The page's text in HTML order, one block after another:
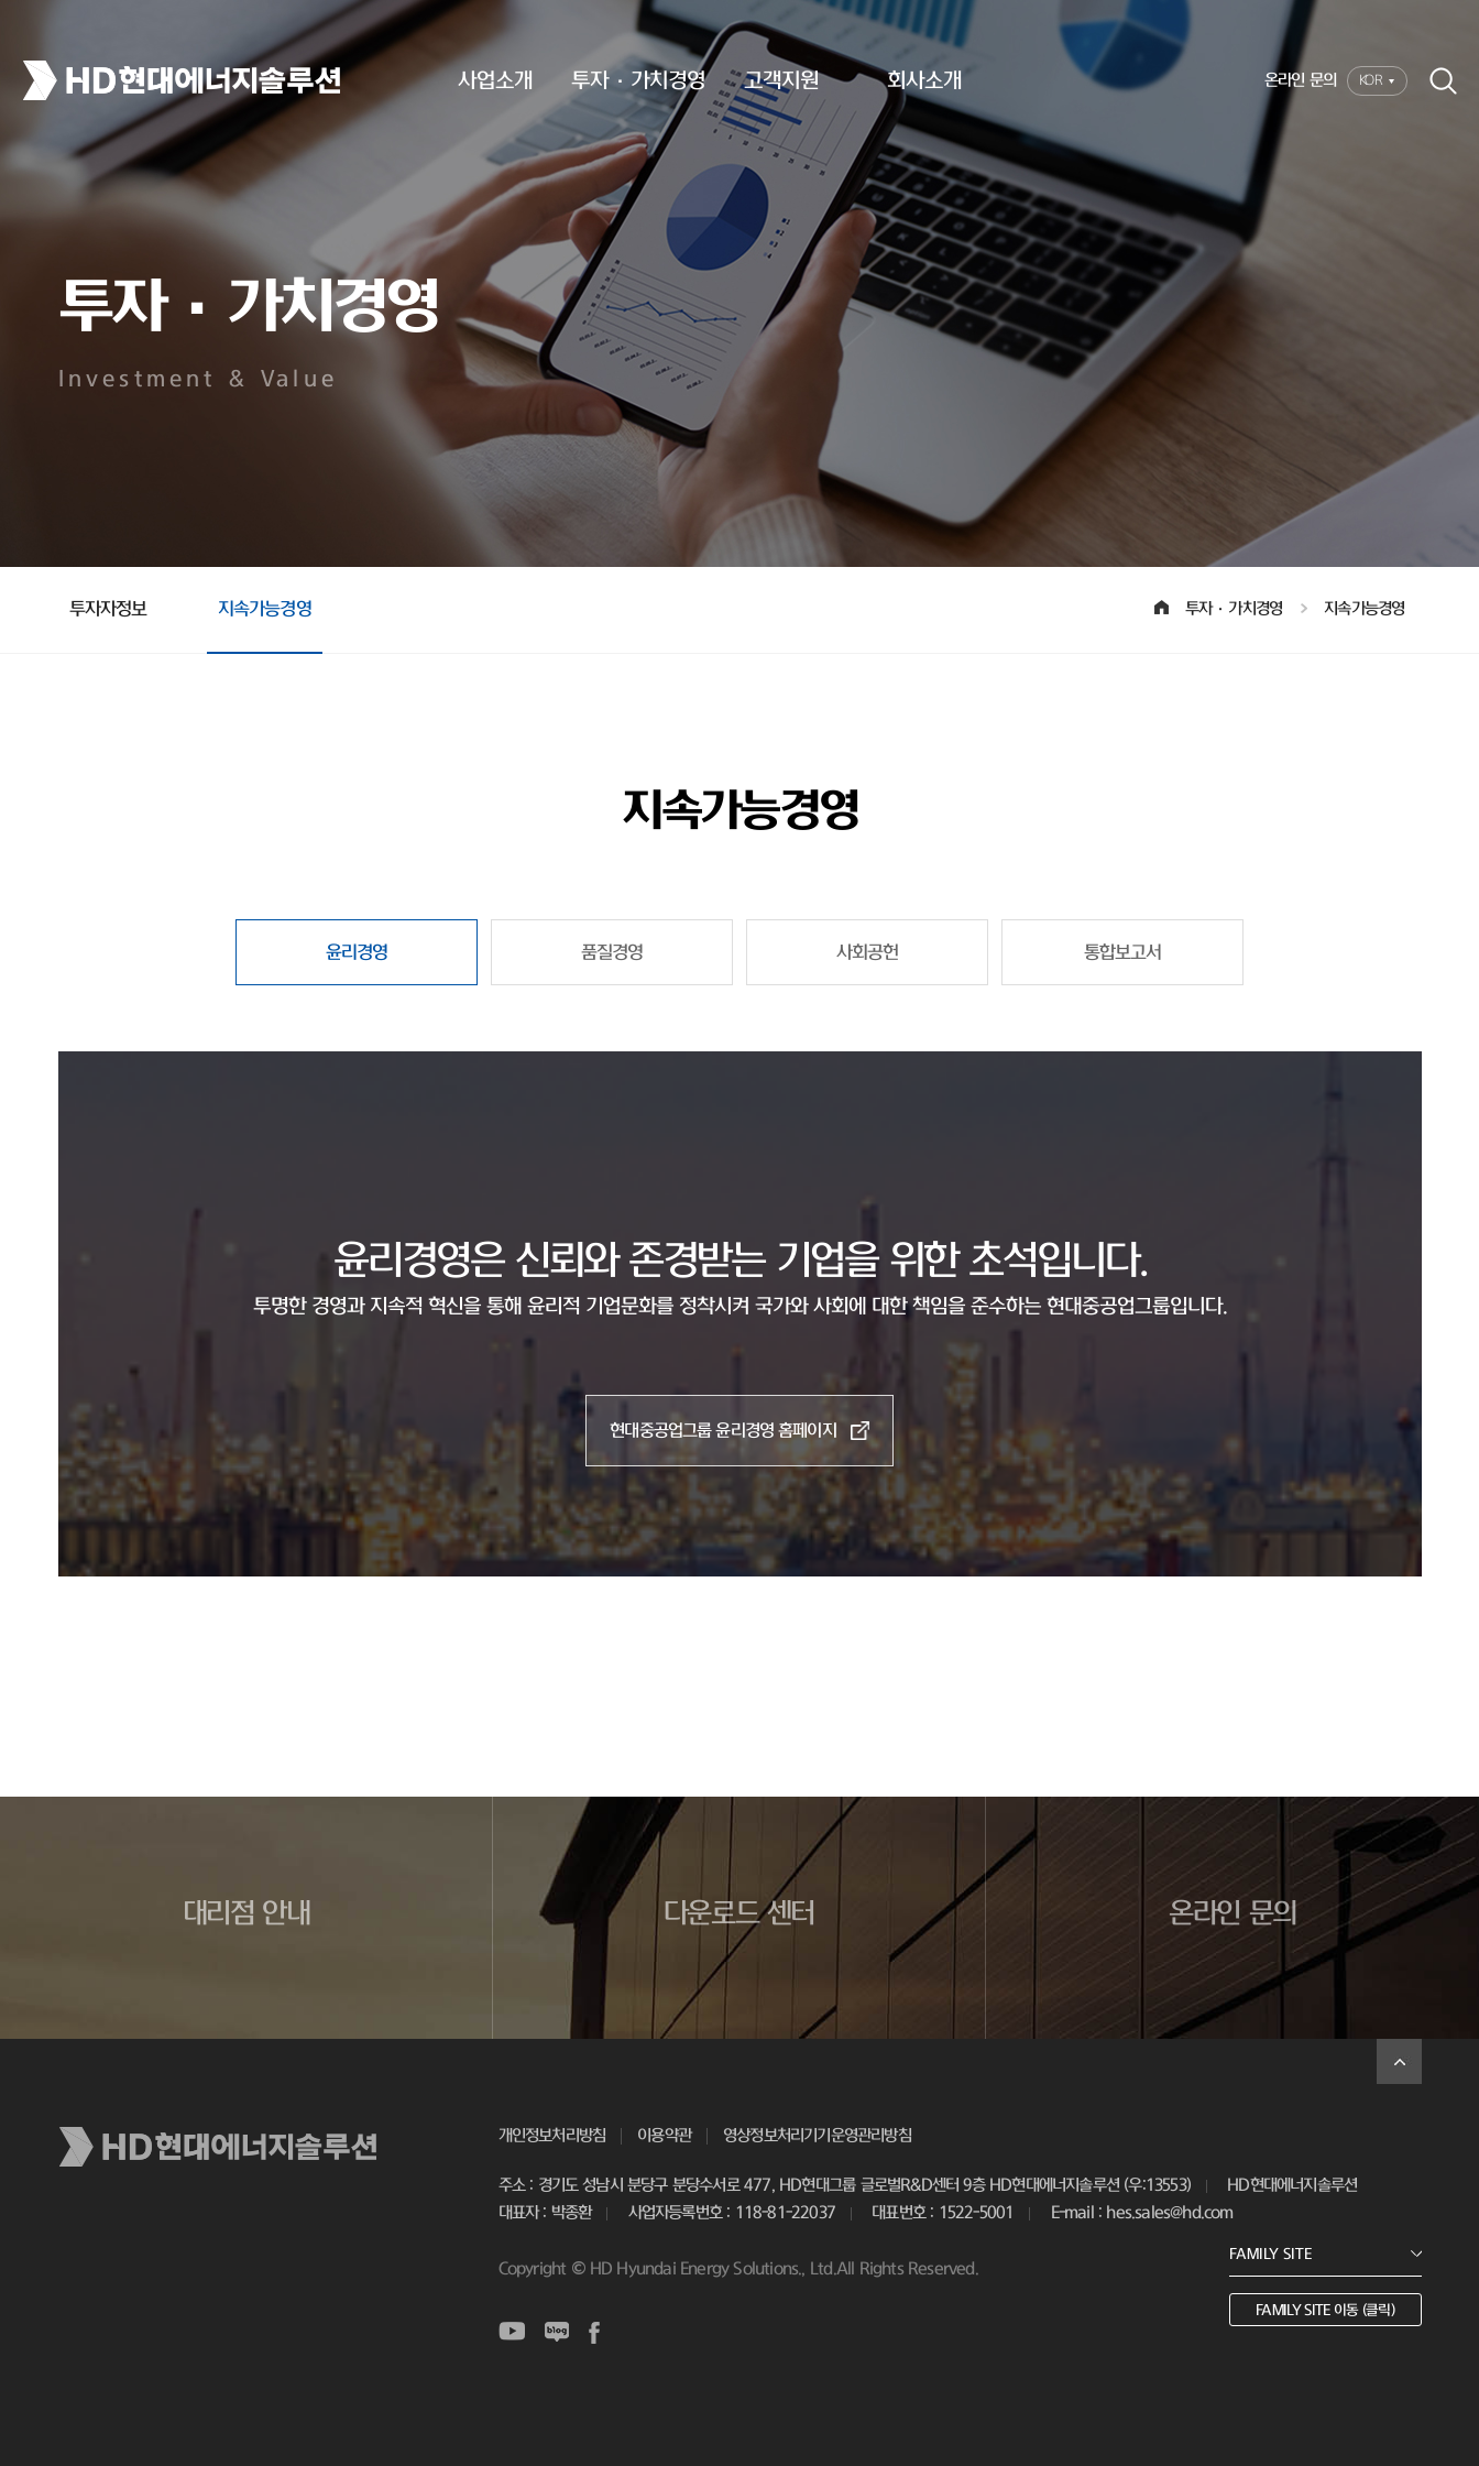
사업소개 투자·가치경영 고객지원 회사소개 온라인 문의 KOR
투자·가치경영
Investment & Value
투자자정보 지속가능경영 투자·가치경영 지속가능경영
지속가능경영
윤리경영 품질경영 사회공헌 통합보고서
윤리경영은 신뢰와 존경받는 기업을 위한 초석입니다.
투명한 경영과 지속적 혁신을 통해 윤리적 기업문화를 정착시켜 국가와 사회에 대한 책임을 준수하는 현대중공업그룹입니다.
현대중공업그룹 윤리경영 홈페이지
대리점 안내 다운로드 센터 온라인 문의
개인정보처리방침 이용약관 영상정보처리기기운영관리방침
주소 : 경기도 성남시 분당구 분당수서로 477, HD현대그룹 글로벌R&D센터 9층 HD현대에너지솔루션 (우:13553)
HD현대에너지솔루션
대표자 : 박종환
사업자등록번호 : 118-81-22037 대표번호 : 1522-5001 E-mail : hes.sales@hd.com
Copyright © HD Hyundai Energy Solutions., Ltd.All Rights Reserved.
FAMILY SITE 이동 (클릭)